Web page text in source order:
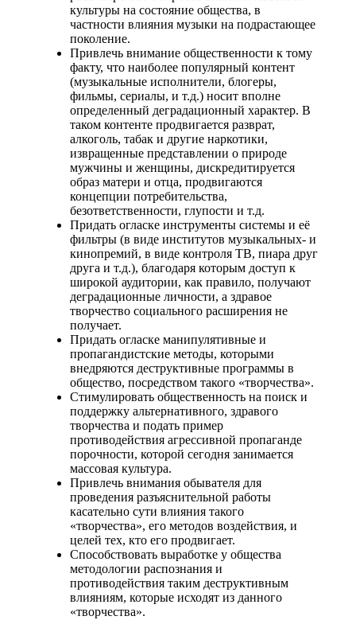
культуры на состояние общества, в
частности влияния музыки на подрастающее
поколение.
Привлечь внимание общественности к тому
факту, что наиболее популярный контент
(музыкальные исполнители, блогеры,
фильмы, сериалы, и т.д.) носит вполне
определенный деградационный характер. В
таком контенте продвигается разврат,
алкоголь, табак и другие наркотики,
извращенные представлении о природе
мужчины и женщины, дискредитируется
образ матери и отца, продвигаются
концепции потребительства,
безответственности, глупости и т.д.
Придать огласке инструменты системы и её
фильтры (в виде институтов музыкальных- и
кинопремий, в виде контроля ТВ, пиара друг
друга и т.д.), благодаря которым доступ к
широкой аудитории, как правило, получают
деградационные личности, а здравое
творчество социального расширения не
получает.
Придать огласке манипулятивные и
пропагандистские методы, которыми
внедряются деструктивные программы в
общество, посредством такого «творчества».
Стимулировать общественность на поиск и
поддержку альтернативного, здравого
творчества и подать пример
противодействия агрессивной пропаганде
порочности, которой сегодня занимается
массовая культура.
Привлечь внимания обывателя для
проведения разъяснительной работы
касательно сути влияния такого
«творчества», его методов воздействия, и
целей тех, кто его продвигает.
Способствовать выработке у общества
методологии распознания и
противодействия таким деструктивным
влияниям, которые исходят из данного
«творчества».